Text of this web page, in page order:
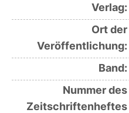
Verlag:
Ort der
Veröffentlichung:
Band:
Nummer des
Zeitschriftenheftes